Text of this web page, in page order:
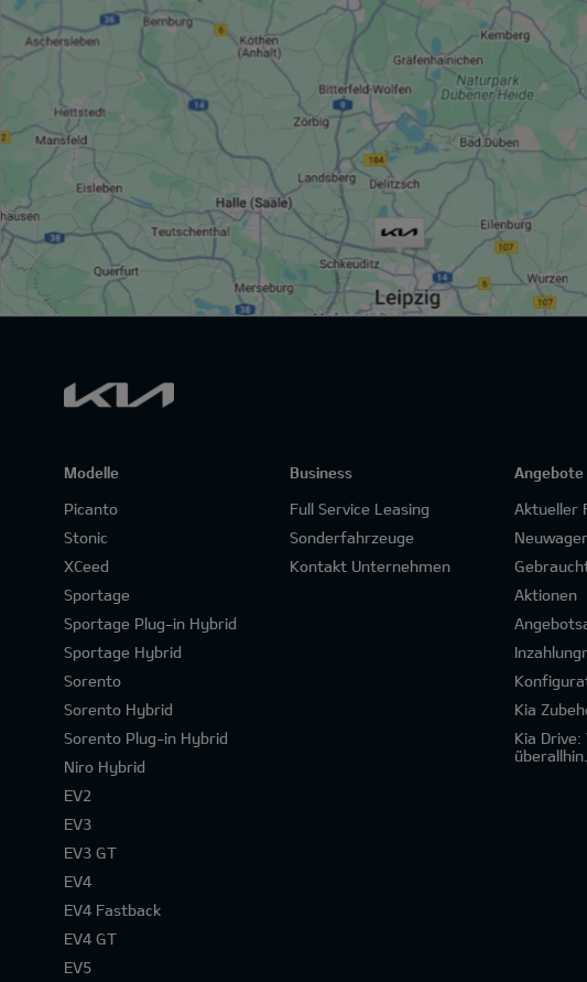
Modelle
Picanto
Stonic
XCeed
Sportage
Sportage Plug-in Hybrid
Sportage Hybrid
Sorento
Sorento Hybrid
Sorento Plug-in Hybrid
Niro Hybrid
EV2
EV3
EV3 GT
EV4
EV4 Fastback
EV4 GT
EV5
Business
Full Service Leasing
Sonderfahrzeuge
Kontakt Unternehmen
Angebote
Aktueller
Aktionen
Kia
Kia
überallhin.